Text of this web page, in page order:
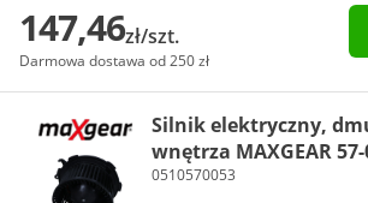
147,46zł/szt.
Darmowa dostawa od 250 zł
Silnik elektryczny,
wnętrza MAXGEAR
0510570053